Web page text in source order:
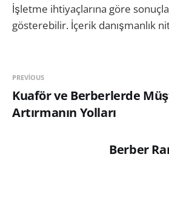
İşletme ihtiyaçlarına göre
gösterebilir. İçerik danışmanlık
PREVIOUS
Kuaför ve Berberlerde
Artırmanın Yolları
Berber